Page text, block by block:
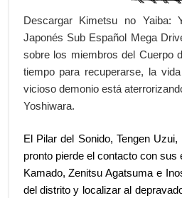
Descargar Kimetsu no Yaiba:
Japonés Sub Español Mega
sobre los miembros del Cuerpo
tiempo para recuperarse, la
vicioso demonio está
Yoshiwara.
El Pilar del Sonido, Tengen
pronto pierde el contacto con
Kamado, Zenitsu Agatsuma e
del distrito y localizar al